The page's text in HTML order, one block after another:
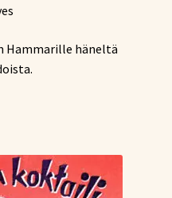
Hammarille häneltä